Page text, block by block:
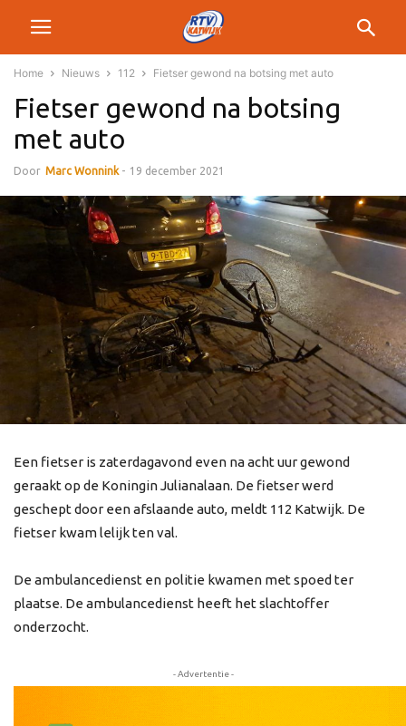
Home Nieuws 112 Fietser gewond na botsing met auto
Fietser gewond na botsing
met auto
Door Marc Wonnink - 19 december 2021
Een fietser is zaterdagavond even na acht uur gewond
geraakt op de Koningin Julianalaan. De fietser werd
geschept door een afslaande auto, meldt 112 Katwijk. De
fietser kwam lelijk ten val.
De ambulancedienst en politie kwamen met spoed ter
plaatse. De ambulancedienst heeft het slachtoffer
onderzocht.
- Advertentie -